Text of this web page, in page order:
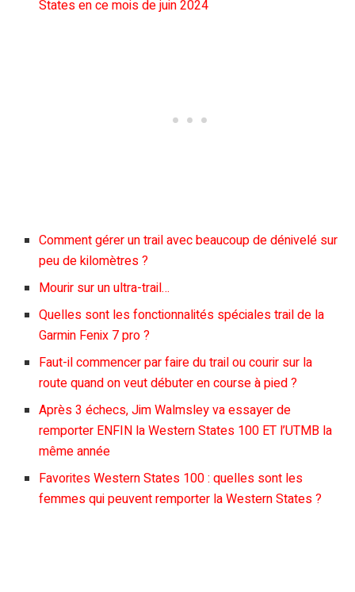
States en ce mois de juin 2024
Comment gérer un trail avec beaucoup de dénivelé sur
peu de kilomètres ?
Mourir sur un ultra-trail…
Quelles sont les fonctionnalités spéciales trail de la
Garmin Fenix 7 pro ?
Faut-il commencer par faire du trail ou courir sur la
route quand on veut débuter en course à pied ?
Après 3 échecs, Jim Walmsley va essayer de
remporter ENFIN la Western States 100 ET l’UTMB la
même année
Favorites Western States 100 : quelles sont les
femmes qui peuvent remporter la Western States ?